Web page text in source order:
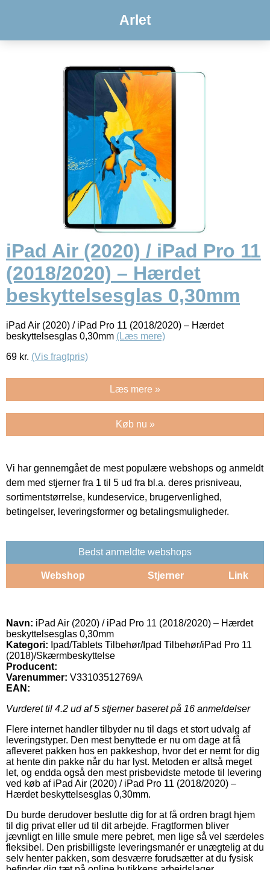
Arlet
iPad Air (2020) / iPad Pro 11
(2018/2020) – Hærdet
beskyttelsesglas 0,30mm
iPad Air (2020) / iPad Pro 11 (2018/2020) – Hærdet
beskyttelsesglas 0,30mm (Læs mere)
69 kr. (Vis fragtpris)
Læs mere »
Køb nu »
Vi har gennemgået de mest populære webshops og anmeldt
dem med stjerner fra 1 til 5 ud fra bl.a. deres prisniveau,
sortimentstørrelse, kundeservice, brugervenlighed,
betingelser, leveringsformer og betalingsmuligheder.
Bedst anmeldte webshops
Webshop Stjerner Link
Navn: iPad Air (2020) / iPad Pro 11 (2018/2020) – Hærdet
beskyttelsesglas 0,30mm
Kategori: Ipad/Tablets Tilbehør/Ipad Tilbehør/iPad Pro 11
(2018)/Skærmbeskyttelse
Producent:
Varenummer: V33103512769A
EAN:
Vurderet til 4.2 ud af 5 stjerner baseret på 16 anmeldelser
Flere internet handler tilbyder nu til dags et stort udvalg af
leveringstyper. Den mest benyttede er nu om dage at få
afleveret pakken hos en pakkeshop, hvor det er nemt for dig
at hente din pakke når du har lyst. Metoden er altså meget
let, og endda også den mest prisbevidste metode til levering
ved køb af iPad Air (2020) / iPad Pro 11 (2018/2020) –
Hærdet beskyttelsesglas 0,30mm.
Du burde derudover beslutte dig for at få ordren bragt hjem
til dig privat eller ud til dit arbejde. Fragtformen bliver
jævnligt en lille smule mere pebret, men lige så vel særdeles
fleksibel. Den prisbilligste leveringsmanér er unægtelig at du
selv henter pakken, som desværre forudsætter at du fysisk